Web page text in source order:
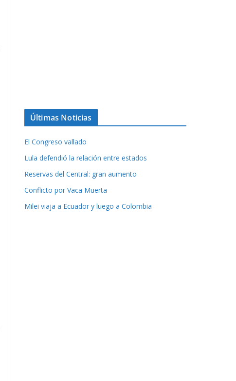
Últimas Noticias
El Congreso vallado
Lula defendió la relación entre estados
Reservas del Central: gran aumento
Conflicto por Vaca Muerta
Milei viaja a Ecuador y luego a Colombia